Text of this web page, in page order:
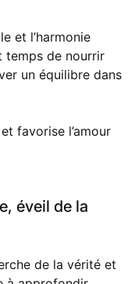
et l’harmonie
temps de nourrir
un équilibre dans
favorise l’amour
éveil de la
de la vérité et